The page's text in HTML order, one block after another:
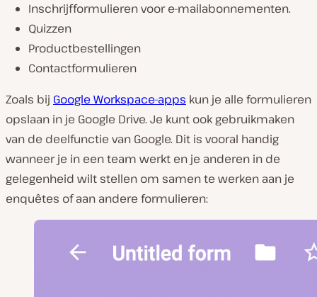
Inschrijfformulieren voor e-mailabonnementen.
Quizzen
Productbestellingen
Contactformulieren
Zoals bij Google Workspace-apps kun je alle formulieren
opslaan in je Google Drive. Je kunt ook gebruikmaken
van de deelfunctie van Google. Dit is vooral handig
wanneer je in een team werkt en je anderen in de
gelegenheid wilt stellen om samen te werken aan je
enquêtes of aan andere formulieren: